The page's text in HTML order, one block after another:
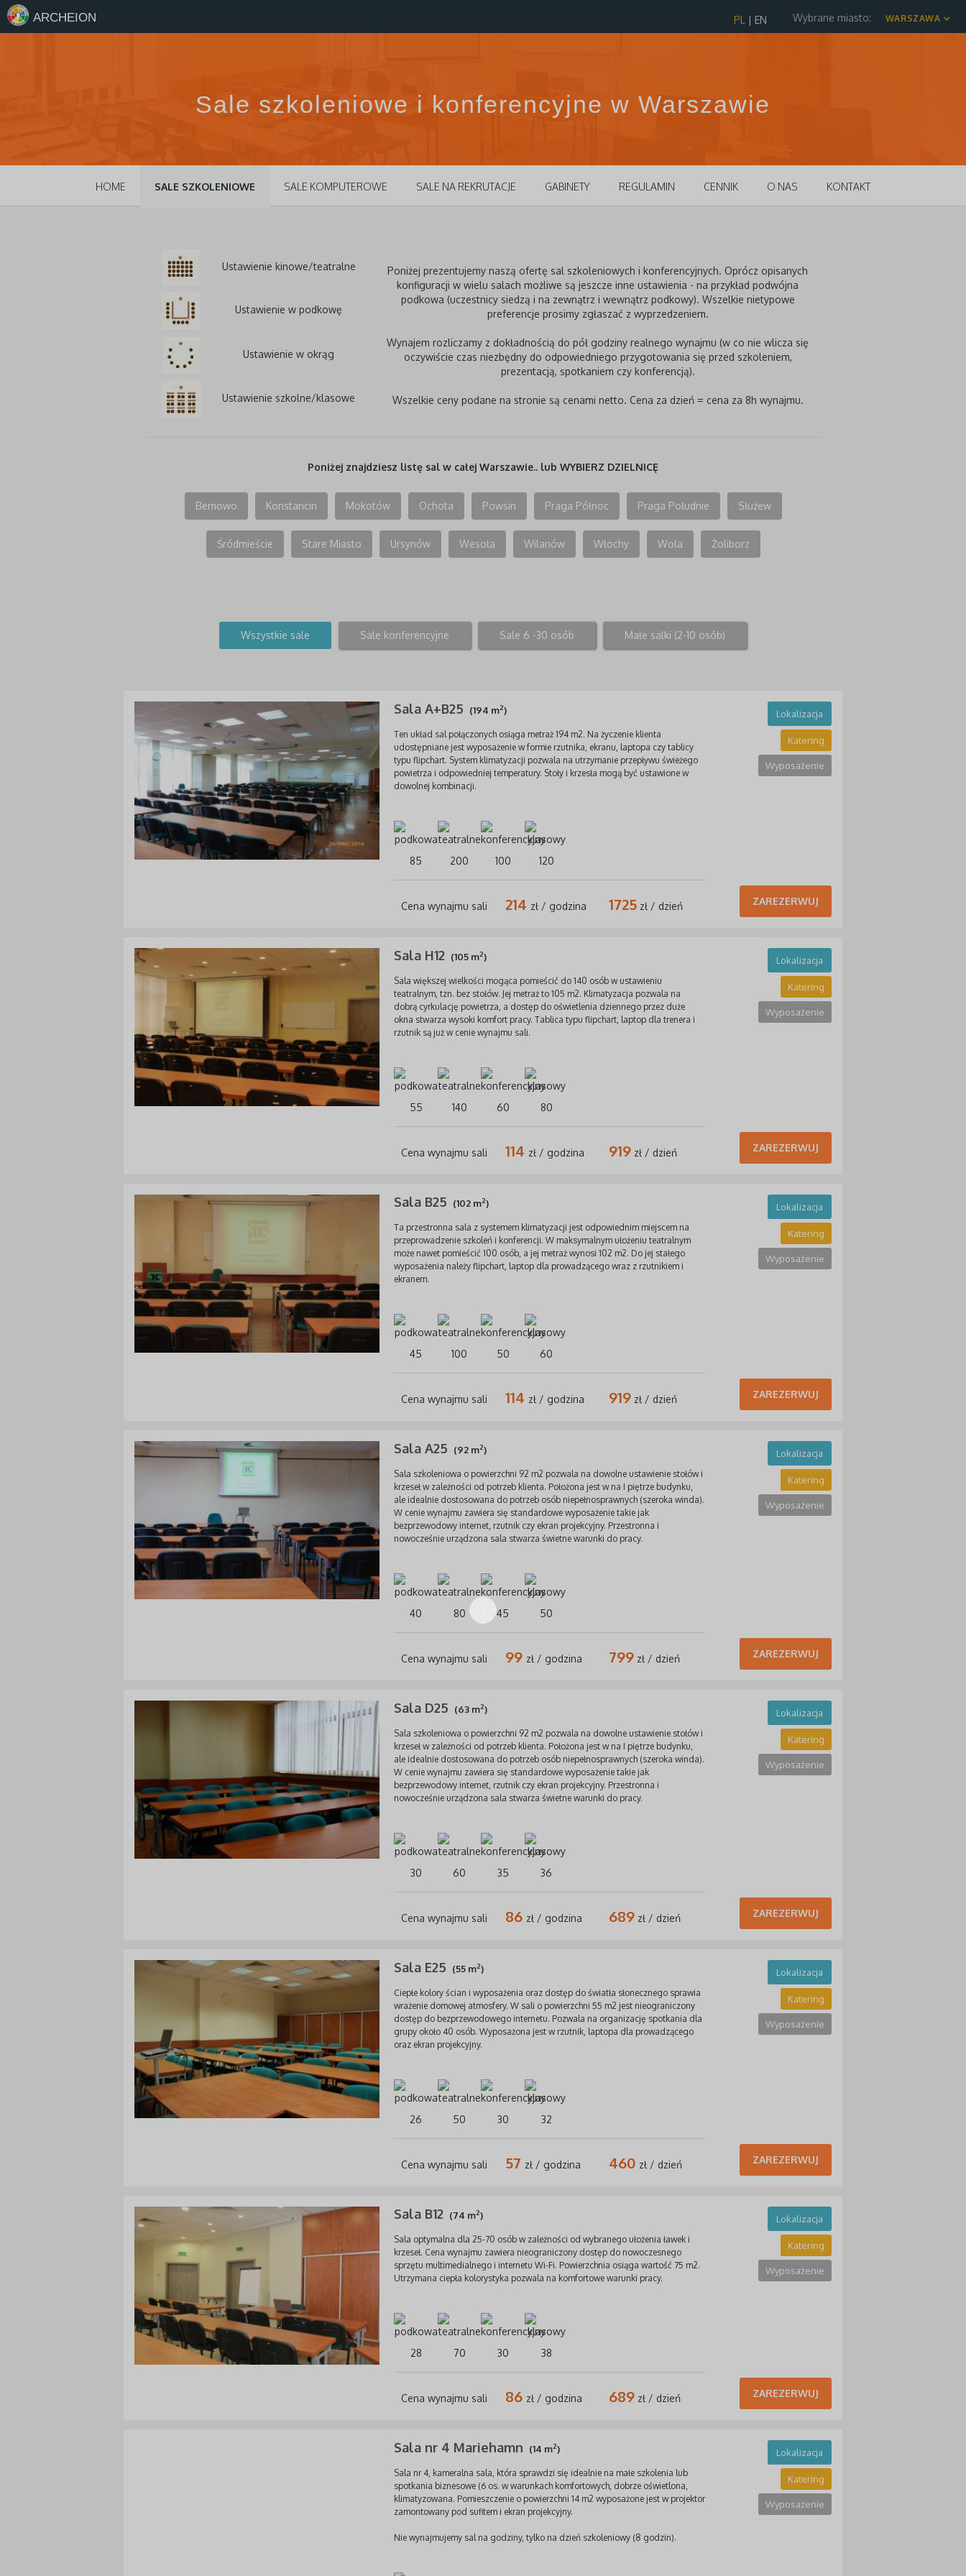
ARCHEION WARSZAWA
Wybrane miasto:
PL | EN
Sale szkoleniowe i konferencyjne w Warszawie
HOME SALE SZKOLENIOWE SALE KOMPUTEROWE SALE NA REKRUTACJE GABINETY REGULAMIN CENNIK O NAS KONTAKT
Ustawienie kinowe/teatralne
Ustawienie w podkowę
Ustawienie w okrąg
Ustawienie szkolne/klasowe
Poniżej prezentujemy naszą ofertę sal szkoleniowych i konferencyjnych. Oprócz opisanych
konfiguracji w wielu salach możliwe są jeszcze inne ustawienia - na przykład podwójna
podkowa (uczestnicy siedzą i na zewnątrz i wewnątrz podkowy). Wszelkie nietypowe
preferencje prosimy zgłaszać z wyprzedzeniem.
Wynajem rozliczamy z dokładnością do pół godziny realnego wynajmu (w co nie wlicza się
oczywiście czas niezbędny do odpowiedniego przygotowania się przed szkoleniem,
prezentacją, spotkaniem czy konferencją).
Wszelkie ceny podane na stronie są cenami netto. Cena za dzień = cena za 8h wynajmu.
Poniżej znajdziesz listę sal w całej Warszawie.. lub WYBIERZ DZIELNICĘ
Bemowo Konstancin Mokotów Ochota Powsin Praga Północ Praga Południe Służew
Śródmieście Stare Miasto Ursynów Wesoła Wilanów Włochy Wola Żoliborz
Wszystkie sale Sale konferencyjne Sale 6 -30 osób Małe salki (2-10 osób)
Sala A+B25 (194 m2)
Ten układ sal połączonych osiąga metraż 194 m2. Na życzenie klienta
udostępniane jest wyposażenie w formie rzutnika, ekranu, laptopa czy tablicy
typu flipchart. System klimatyzacji pozwala na utrzymanie przepływu świeżego
powietrza i odpowiedniej temperatury. Stoły i krzesła mogą być ustawione w
dowolnej kombinacji.
85 200 100 120
Cena wynajmu sali 214 zł / godzina 1725zł / dzień
Lokalizacja
Katering
Wyposażenie
ZAREZERWUJ
Sala H12 (105 m2)
Sala większej wielkości mogąca pomieścić do 140 osób w ustawieniu
teatralnym, tzn. bez stołów. Jej metraż to 105 m2. Klimatyzacja pozwala na
dobrą cyrkulację powietrza, a dostęp do oświetlenia dziennego przez duże
okna stwarza wysoki komfort pracy. Tablica typu flipchart, laptop dla trenera i
rzutnik są już w cenie wynajmu sali.
55 140 60 80
Cena wynajmu sali 114 zł / godzina 919zł / dzień
Lokalizacja
Katering
Wyposażenie
ZAREZERWUJ
Sala B25 (102 m2)
Ta przestronna sala z systemem klimatyzacji jest odpowiednim miejscem na
przeprowadzenie szkoleń i konferencji. W maksymalnym ułożeniu teatralnym
może nawet pomieścić 100 osób, a jej metraż wynosi 102 m2. Do jej stałego
wyposażenia należy flipchart, laptop dla prowadzącego wraz z rzutnikiem i
ekranem.
45 100 50 60
Cena wynajmu sali 114 zł / godzina 919zł / dzień
Lokalizacja
Katering
Wyposażenie
ZAREZERWUJ
Sala A25 (92 m2)
Sala szkoleniowa o powierzchni 92 m2 pozwala na dowolne ustawienie stołów i
krzeseł w zależności od potrzeb klienta. Położona jest w na I piętrze budynku,
ale idealnie dostosowana do potrzeb osób niepełnosprawnych (szeroka winda).
W cenie wynajmu zawiera się standardowe wyposażenie takie jak
bezprzewodowy internet, rzutnik czy ekran projekcyjny. Przestronna i
nowocześnie urządzona sala stwarza świetne warunki do pracy.
40 80 45 50
Cena wynajmu sali 99 zł / godzina 799zł / dzień
Lokalizacja
Katering
Wyposażenie
ZAREZERWUJ
Sala D25 (63 m2)
Sala szkoleniowa o powierzchni 92 m2 pozwala na dowolne ustawienie stołów i
krzeseł w zależności od potrzeb klienta. Położona jest w na I piętrze budynku,
ale idealnie dostosowana do potrzeb osób niepełnosprawnych (szeroka winda).
W cenie wynajmu zawiera się standardowe wyposażenie takie jak
bezprzewodowy internet, rzutnik czy ekran projekcyjny. Przestronna i
nowocześnie urządzona sala stwarza świetne warunki do pracy.
30 60 35 36
Cena wynajmu sali 86 zł / godzina 689zł / dzień
Lokalizacja
Katering
Wyposażenie
ZAREZERWUJ
Sala E25 (55 m2)
Ciepłe kolory ścian i wyposażenia oraz dostęp do światła słonecznego sprawia
wrażenie domowej atmosfery. W sali o powierzchni 55 m2 jest nieograniczony
dostęp do bezprzewodowego internetu. Pozwala na organizację spotkania dla
grupy około 40 osób. Wyposażona jest w rzutnik, laptopa dla prowadzącego
oraz ekran projekcyjny.
26 50 30 32
Cena wynajmu sali 57 zł / godzina 460 zł / dzień
Lokalizacja
Katering
Wyposażenie
ZAREZERWUJ
Sala B12 (74 m2)
Sala optymalna dla 25-70 osób w zależności od wybranego ułożenia ławek i
krzeseł. Cena wynajmu zawiera nieograniczony dostęp do nowoczesnego
sprzętu multimedialnego i internetu Wi-Fi. Powierzchnia osiąga wartość 75 m2.
Utrzymana ciepła kolorystyka pozwala na komfortowe warunki pracy.
28 70 30 38
Cena wynajmu sali 86 zł / godzina 689zł / dzień
Lokalizacja
Katering
Wyposażenie
ZAREZERWUJ
Sala nr 4 Mariehamn (14 m2)
Sala nr 4, kameralna sala, która sprawdzi się idealnie na małe szkolenia lub
spotkania biznesowe (6 os. w warunkach komfortowych, dobrze oświetlona,
klimatyzowana. Pomieszczenie o powierzchni 14 m2 wyposażone jest w projektor
zamontowany pod sufitem i ekran projekcyjny.
Nie wynajmujemy sal na godziny, tylko na dzień szkoleniowy (8 godzin).
Lokalizacja
Katering
Wyposażenie